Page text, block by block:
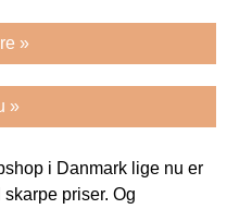
»
»
i Danmark lige nu er
priser. Og